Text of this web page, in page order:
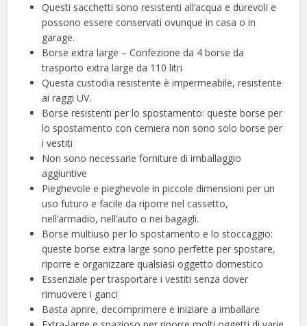
Questi sacchetti sono resistenti all’acqua e durevoli e
possono essere conservati ovunque in casa o in
garage.
Borse extra large – Confezione da 4 borse da
trasporto extra large da 110 litri
Questa custodia resistente è impermeabile, resistente
ai raggi UV.
Borse resistenti per lo spostamento: queste borse per
lo spostamento con cerniera non sono solo borse per
i vestiti
Non sono necessarie forniture di imballaggio
aggiuntive
Pieghevole e pieghevole in piccole dimensioni per un
uso futuro e facile da riporre nel cassetto,
nell’armadio, nell’auto o nei bagagli.
Borse multiuso per lo spostamento e lo stoccaggio:
queste borse extra large sono perfette per spostare,
riporre e organizzare qualsiasi oggetto domestico
Essenziale per trasportare i vestiti senza dover
rimuovere i ganci
Basta aprire, decomprimere e iniziare a imballare